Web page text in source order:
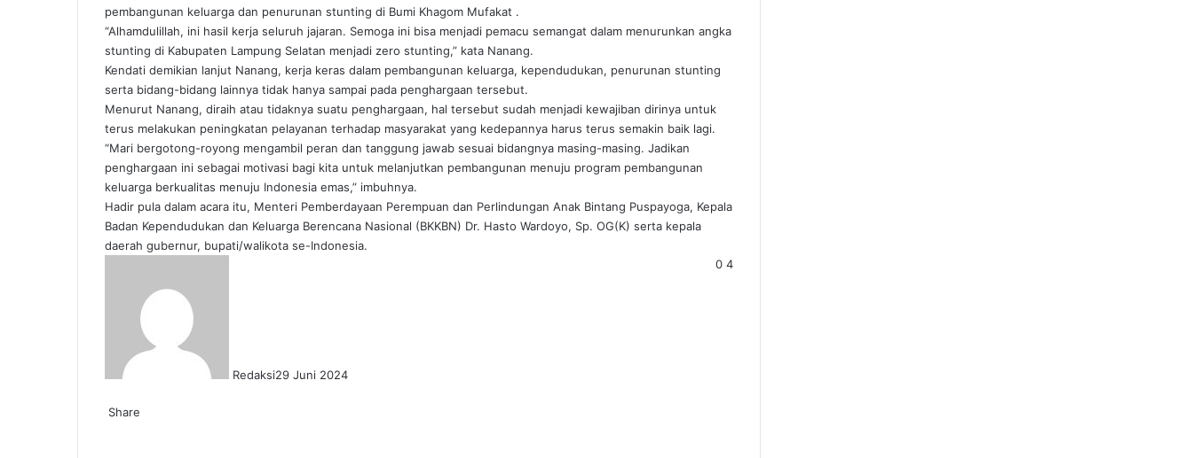
pembangunan keluarga dan penurunan stunting di Bumi Khagom Mufakat .
“Alhamdulillah, ini hasil kerja seluruh jajaran. Semoga ini bisa menjadi pemacu semangat dalam menurunkan angka
stunting di Kabupaten Lampung Selatan menjadi zero stunting,” kata Nanang.
Kendati demikian lanjut Nanang, kerja keras dalam pembangunan keluarga, kependudukan, penurunan stunting
serta bidang-bidang lainnya tidak hanya sampai pada penghargaan tersebut.
Menurut Nanang, diraih atau tidaknya suatu penghargaan, hal tersebut sudah menjadi kewajiban dirinya untuk
terus melakukan peningkatan pelayanan terhadap masyarakat yang kedepannya harus terus semakin baik lagi.
“Mari bergotong-royong mengambil peran dan tanggung jawab sesuai bidangnya masing-masing. Jadikan
penghargaan ini sebagai motivasi bagi kita untuk melanjutkan pembangunan menuju program pembangunan
keluarga berkualitas menuju Indonesia emas,” imbuhnya.
Hadir pula dalam acara itu, Menteri Pemberdayaan Perempuan dan Perlindungan Anak Bintang Puspayoga, Kepala
Badan Kependudukan dan Keluarga Berencana Nasional (BKKBN) Dr. Hasto Wardoyo, Sp. OG(K) serta kepala
daerah gubernur, bupati/walikota se-Indonesia.
Redaksi29 Juni 2024
0 4
Share